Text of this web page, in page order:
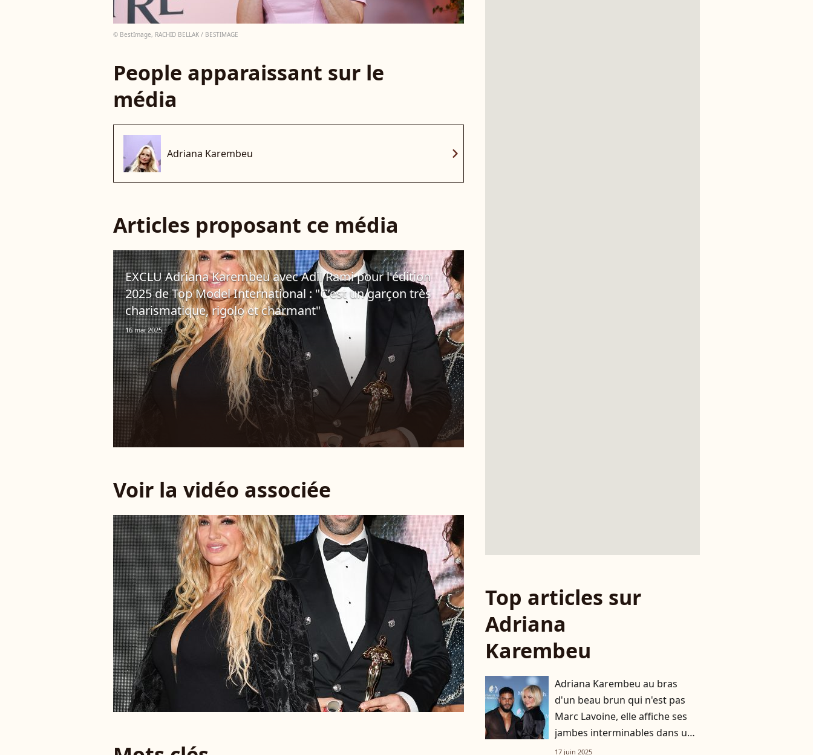
© BestImage, RACHID BELLAK / BESTIMAGE
People apparaissant sur le
média
Adriana Karembeu chevron_right
Articles proposant ce média
EXCLU Adriana Karembeu avec Adil Rami pour l'édition
2025 de Top Model International : "C’est un garçon très
charismatique, rigolo et charmant"
16 mai 2025
Voir la vidéo associée
Top articles sur
Adriana
Karembeu
Adriana Karembeu au bras
d'un beau brun qui n'est pas
Marc Lavoine, elle affiche ses
jambes interminables dans un
look qui fait tourner des têtes
17 juin 2025